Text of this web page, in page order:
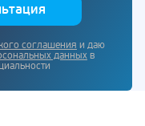
соглашения и даю
данных в